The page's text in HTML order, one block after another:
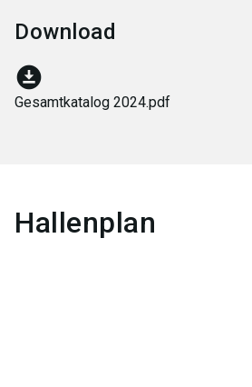
Download
download_for_offline
Gesamtkatalog 2024.pdf
Hallenplan